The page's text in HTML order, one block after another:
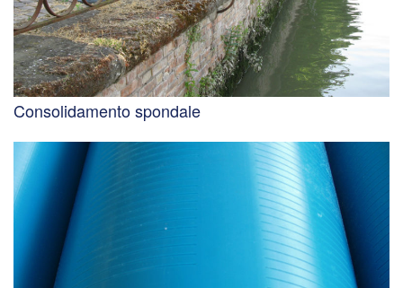
Consolidamento spondale